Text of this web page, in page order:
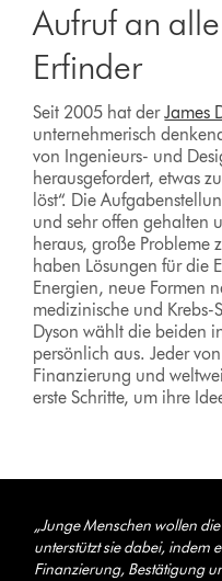
Aufruf an
Erfinder
Seit 2005 hat derJames
unternehmerisch
von Ingenieurs- und
herausgefordert, etwas
löst“. Die
und sehr offen gehalten
heraus, große Probleme
haben Lösungen für die
Energien, neue Formen
medizinische und Krebs-
Dyson wählt die beiden
persönlich aus. Jeder
Finanzierung und
erste Schritte, um ihre
„Junge Menschen wollen
unterstützt sie dabei, indem
Finanzierung, Bestätigung